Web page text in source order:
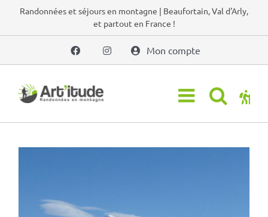
PasserRandonnées et séjours en montagne | Beaufortain, Val d'Arly,
et partout en France !
Mon compte